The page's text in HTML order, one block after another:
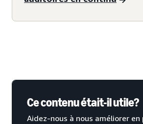
Ce contenu était-il utile?
Aidez-nous à nous améliorer